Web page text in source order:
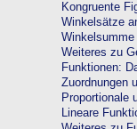
Kongruente
Winkelsätze
Weiteres zu
Funktionen:
Zuordnungen
Proportionale
Lineare